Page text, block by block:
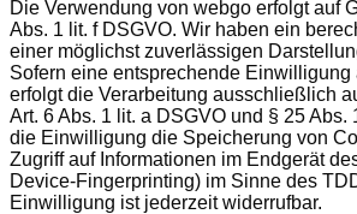
Die Verwendung von webgo erfolgt auf
Abs. 1 lit. f DSGVO. Wir haben ein
einer möglichst zuverlässigen
Sofern eine entsprechende Einwilligung
erfolgt die Verarbeitung ausschließlich
Art. 6 Abs. 1 lit. a DSGVO und § 25 Abs.
die Einwilligung die Speicherung von
Zugriff auf Informationen im Endgerät
Device-Fingerprinting) im Sinne des
Einwilligung ist jederzeit widerrufbar.